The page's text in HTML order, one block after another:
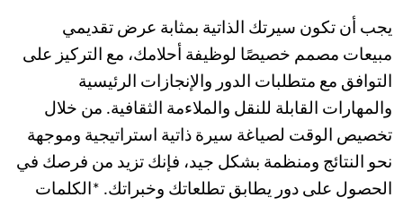
يجب أن تكون سيرتك الذاتية بمثابة عرض تقديمي
مبيعات مصمم خصيصًا لوظيفة أحلامك، مع التركيز على
التوافق مع متطلبات الدور والإنجازات الرئيسية
والمهارات القابلة للنقل والملاءمة الثقافية. من خلال
تخصيص الوقت لصياغة سيرة ذاتية استراتيجية وموجهة
نحو النتائج ومنظمة بشكل جيد، فإنك تزيد من فرصك في
الحصول على دور يطابق تطلعاتك وخبراتك. *الكلمات